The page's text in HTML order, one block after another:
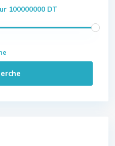
100000000 DT